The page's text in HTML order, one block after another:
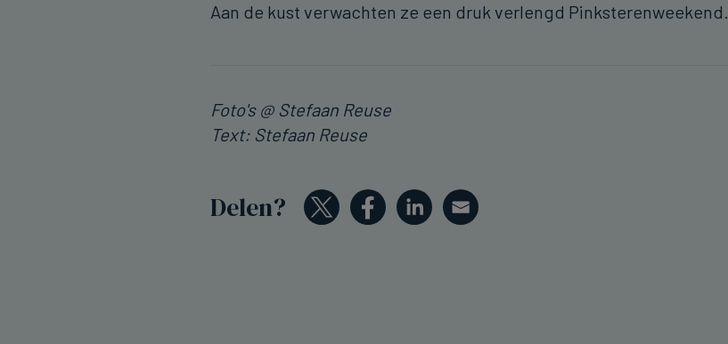
Aan de kust verwachten ze een druk verlengd Pinksterenweekend.
Foto's @ Stefaan Reuse
Text: Stefaan Reuse
Delen?